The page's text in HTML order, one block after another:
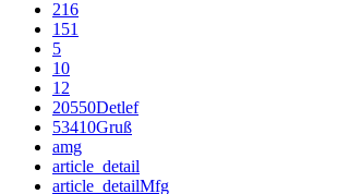
216
151
5
10
12
20550Detlef
53410Gruß
amg
article_detail
article_detailMfg